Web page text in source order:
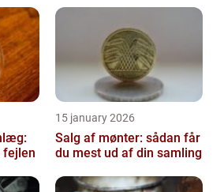
fejlen
15 january 2026
Salg af mønter: sådan får
du mest ud af din samling